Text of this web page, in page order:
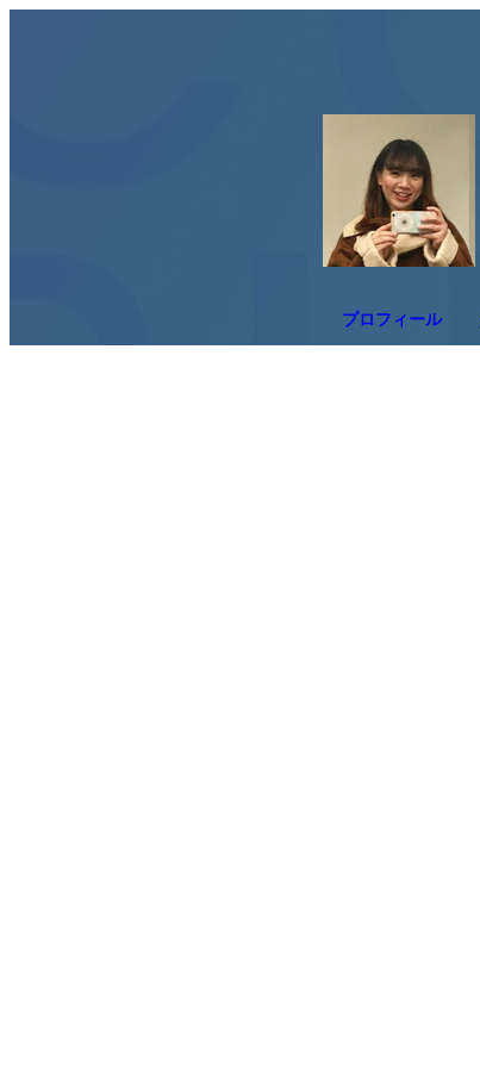
プロフィール